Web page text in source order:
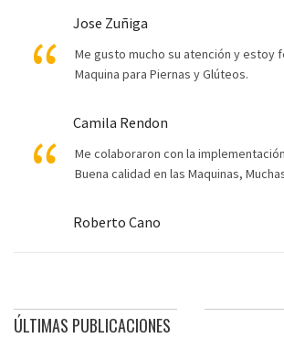
Jose Zuñiga
Me gusto mucho su atención y estoy
Maquina para Piernas y Glúteos.
Camila Rendon
Me colaboraron con la
Buena calidad en las Maquinas,
Roberto Cano
ÚLTIMAS PUBLICACIONES